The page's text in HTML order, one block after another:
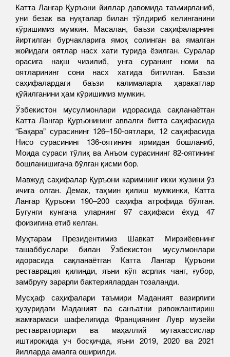
Катта Лангар Қуръони йиллар давомида таъмирланиб,
уни безак ва нуқталар билан тўлдириб келинганини
кўришимиз мумкин. Масалан, баъзи саҳифаларнинг
йиртилган бурчакларига ямоқ солинган ва ямалган
жойидаги оятлар насх хати турида ёзилган. Суралар
орасига нақш чизилиб, унга суранинг номи ва
оятларининг сони насх хатида битилган. Баъзи
саҳифалардаги баъзи калималарга ҳаракатлар
қўйилганини ҳам кўришимиз мумкин.
Ўзбекистон мусулмонлари идорасида сақланаётган
Катта Лангар Қуръонининг аввалги битта саҳифасида
“Бақара” сурасининг 126–150-оятлари, 12 саҳифасида
Нисо сурасининг 136-оятининг ярмидан бошланиб,
Моида сураси тўлиқ ва Анъом сурасининг 82-оятининг
бошланишигача бўлган қисми бор.
Мавжуд саҳифалар Қуръони каримнинг икки жузини ўз
ичига олган. Демак, таҳмин қилиш мумкинки, Катта
Лангар Қуръони 190–200 саҳифа атрофида бўлган.
Бугунги кунгача уларнинг 97 саҳифаси ёхуд 47
фоизигина етиб келган.
Муҳтарам Президентимиз Шавкат Мирзиёевнинг
ташаббуслари билан Ўзбекистон мусулмонлари
идорасида сақланаётган Катта Лангар Қуръони
реставрация қилинди, яъни кўп асрлик чанг, ғубор,
замбруғу зарарли бактериялардан тозаланди.
Мусҳаф саҳифалари таъмири Маданият вазирлиги
ҳузуридаги Маданият ва санъатни ривожлантириш
жамғармаси шафелигида Франциянинг Лувр музейи
реставраторлари ва маҳаллий мутахассислар
иштирокида уч босқичда, яъни 2019, 2020 ва 2021
йилларда амалга оширилди.